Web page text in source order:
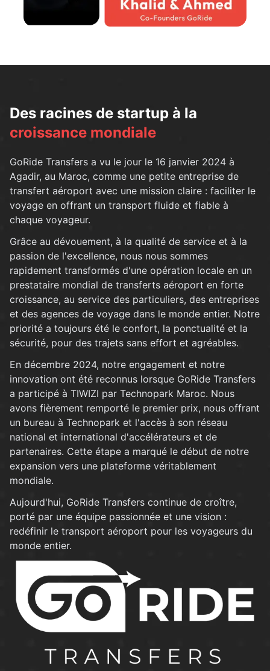
Des racines de startup à la
croissance mondiale
GoRide Transfers a vu le jour le 16 janvier 2024 à
Agadir, au Maroc, comme une petite entreprise de
transfert aéroport avec une mission claire : faciliter le
voyage en offrant un transport fluide et fiable à
chaque voyageur.
Grâce au dévouement, à la qualité de service et à la
passion de l'excellence, nous nous sommes
rapidement transformés d'une opération locale en un
prestataire mondial de transferts aéroport en forte
croissance, au service des particuliers, des entreprises
et des agences de voyage dans le monde entier. Notre
priorité a toujours été le confort, la ponctualité et la
sécurité, pour des trajets sans effort et agréables.
En décembre 2024, notre engagement et notre
innovation ont été reconnus lorsque GoRide Transfers
a participé à TIWIZI par Technopark Maroc. Nous
avons fièrement remporté le premier prix, nous offrant
un bureau à Technopark et l'accès à son réseau
national et international d'accélérateurs et de
partenaires. Cette étape a marqué le début de notre
expansion vers une plateforme véritablement
mondiale.
Aujourd'hui, GoRide Transfers continue de croître,
porté par une équipe passionnée et une vision :
redéfinir le transport aéroport pour les voyageurs du
monde entier.